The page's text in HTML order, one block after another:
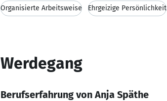
Organisierte Arbeitsweise Ehrgeizige Persönlichkeit
Werdegang
Berufserfahrung von Anja Späthe